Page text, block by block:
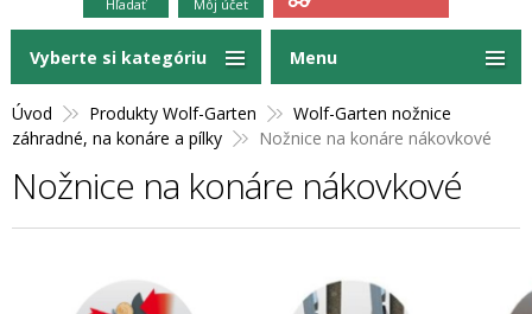
Hľadať Môj účet
Úvod Produkty Wolf-Garten
Wolf-Garten nožnice
záhradné, na konáre a pílky
Nožnice na konáre nákovkové
Nožnice na konáre nákovkové
Vyberte si kategóriu Menu